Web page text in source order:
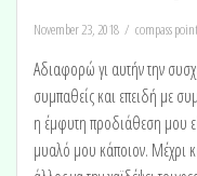
November 23, 2018 compass point
Αδιαφορώ γι αυτήν την
συμπαθείς και επειδή με
η έμφυτη προδιάθεση μου
μυαλό μου κάποιον. Μέχρι